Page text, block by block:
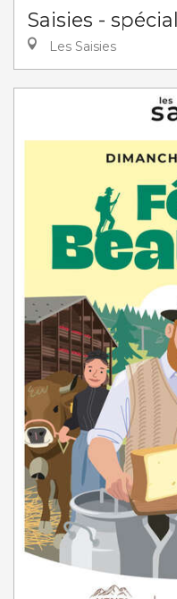
Saisies -
Les Saisies